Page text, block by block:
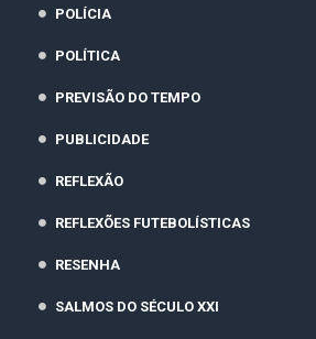
POLÍCIA
POLÍTICA
PREVISÃO DO TEMPO
PUBLICIDADE
REFLEXÃO
REFLEXÕES FUTEBOLÍSTICAS
RESENHA
SALMOS DO SÉCULO XXI